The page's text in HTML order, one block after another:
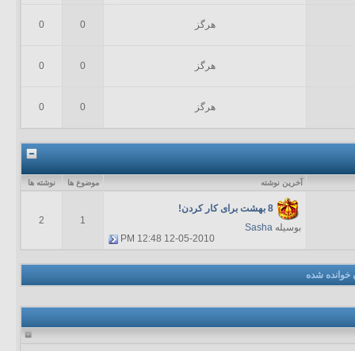
هرگز 0
0
هرگز 0
0
هرگز 0
0
آخرين نوشته موضوع ها نوشته ها
8 بهشت برای کار کردن!
بوسیله Sasha
12-05-2010
12:48 PM
1
2
خوانده شده